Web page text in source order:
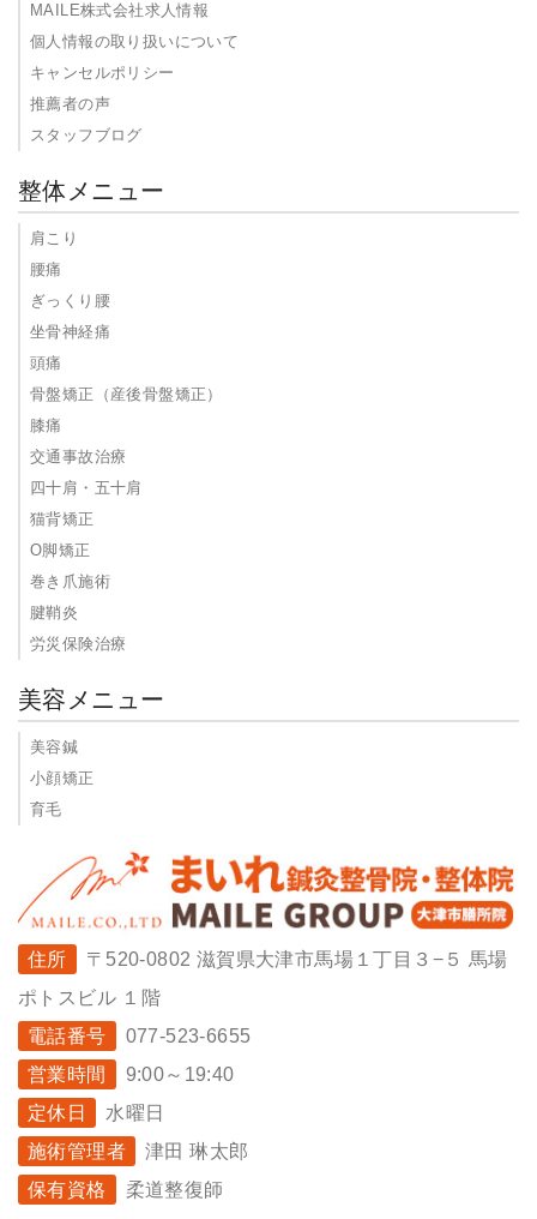
MAILE株式会社求人情報
個人情報の取り扱いについて
キャンセルポリシー
推薦者の声
スタッフブログ
整体メニュー
肩こり
腰痛
ぎっくり腰
坐骨神経痛
頭痛
骨盤矯正（産後骨盤矯正）
膝痛
交通事故治療
四十肩・五十肩
猫背矯正
O脚矯正
巻き爪施術
腱鞘炎
労災保険治療
美容メニュー
美容鍼
小顔矯正
育毛
住所
〒520-0802 滋賀県大津市馬場１丁目３−５ 馬場
ポトスビル １階
電話番号
077-523-6655
営業時間
9:00～19:40
定休日
水曜日
施術管理者
津田 琳太郎
保有資格
柔道整復師